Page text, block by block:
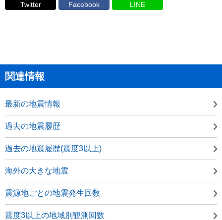
Twitter Facebook LINE
関連情報
最新の地震情報
過去の地震履歴
過去の地震履歴(震度3以上)
海外の大きな地震
震源地ごとの地震発生回数
震度3以上の地域別観測回数